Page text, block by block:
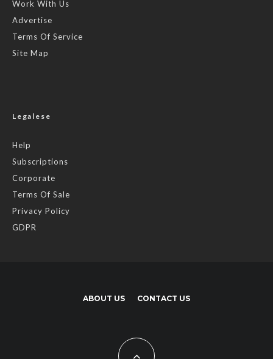
Work With Us
Advertise
Terms Of Service
Site Map
Legalese
Help
Subscriptions
Corporate
Terms Of Sale
Privacy Policy
GDPR
ABOUT US CONTACT US